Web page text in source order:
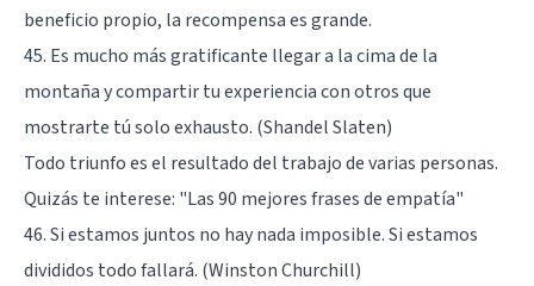
beneficio propio, la recompensa es grande.
45. Es mucho más gratificante llegar a la cima de la
montaña y compartir tu experiencia con otros que
mostrarte tú solo exhausto. (Shandel Slaten)
Todo triunfo es el resultado del trabajo de varias personas.
Quizás te interese: "Las 90 mejores frases de empatía"
46. Si estamos juntos no hay nada imposible. Si estamos
divididos todo fallará. (Winston Churchill)